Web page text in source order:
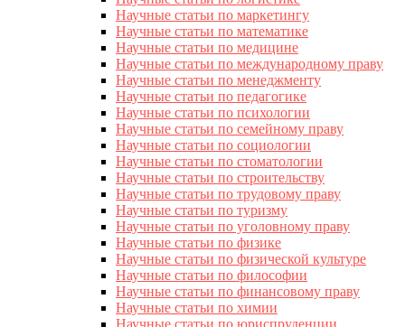
Научные статьи по маркетингу
Научные статьи по математике
Научные статьи по медицине
Научные статьи по международному праву
Научные статьи по менеджменту
Научные статьи по педагогике
Научные статьи по психологии
Научные статьи по семейному праву
Научные статьи по социологии
Научные статьи по стоматологии
Научные статьи по строительству
Научные статьи по трудовому праву
Научные статьи по туризму
Научные статьи по уголовному праву
Научные статьи по физике
Научные статьи по физической культуре
Научные статьи по философии
Научные статьи по финансовому праву
Научные статьи по химии
Научные статьи по юриспруденции